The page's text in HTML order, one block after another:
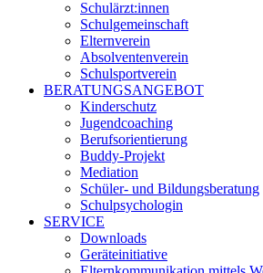
Schulärzt:innen
Schulgemeinschaft
Elternverein
Absolventenverein
Schulsportverein
BERATUNGSANGEBOT
Kinderschutz
Jugendcoaching
Berufsorientierung
Buddy-Projekt
Mediation
Schüler- und Bildungsberatung
Schulpsychologin
SERVICE
Downloads
Geräteinitiative